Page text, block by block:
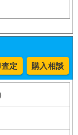
定 購入相談